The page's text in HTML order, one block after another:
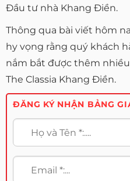
Đầu tư nhà Khang Điền.
Thông qua bài viết hôm
hy vọng rằng quý khách
nắm bắt được thêm
The Classia Khang Điền.
ĐĂNG KÝ NHẬN BẢNG